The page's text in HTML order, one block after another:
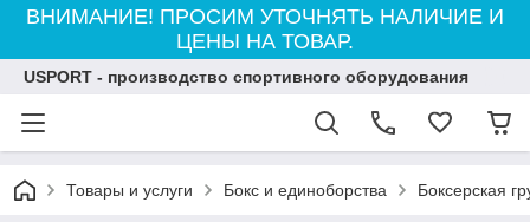
ВНИМАНИЕ! ПРОСИМ УТОЧНЯТЬ НАЛИЧИЕ И
ЦЕНЫ НА ТОВАР.
USPORT - производство спортивного оборудования
Товары и услуги Бокс и единоборства Боксерская